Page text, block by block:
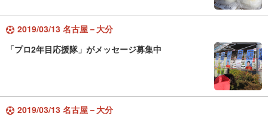
2019/03/13 名古屋－大分
「プロ2年目応援隊」がメッセージ募集中
2019/03/13 名古屋－大分